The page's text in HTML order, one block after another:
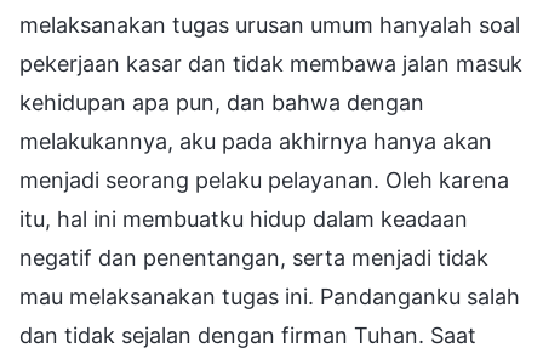
melaksanakan tugas urusan umum hanyalah soal
pekerjaan kasar dan tidak membawa jalan masuk
kehidupan apa pun, dan bahwa dengan
melakukannya, aku pada akhirnya hanya akan
menjadi seorang pelaku pelayanan. Oleh karena
itu, hal ini membuatku hidup dalam keadaan
negatif dan penentangan, serta menjadi tidak
mau melaksanakan tugas ini. Pandanganku salah
dan tidak sejalan dengan firman Tuhan. Saat